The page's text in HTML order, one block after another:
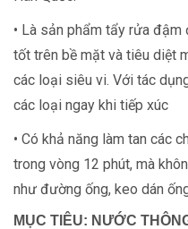
• Là sản phẩm tẩy rửa
tốt trên bề mặt và tiêu diệt
các loại siêu vi. Với tác
các loại ngay khi tiếp xúc
• Có khả năng làm tan các
trong vòng 12 phút, mà
như đường ống, keo dán
MỤC TIÊU: NƯỚC